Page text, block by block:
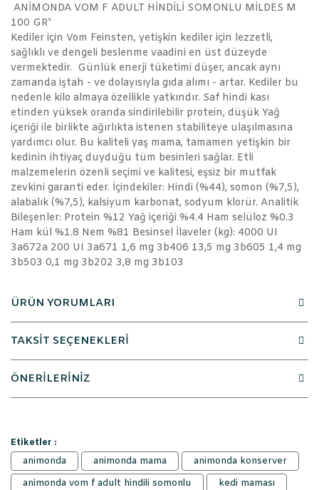
ANİMONDA VOM F ADULT HİNDİLİ SOMONLU MİLDES M
100 GR*
Kediler için Vom Feinsten, yetişkin kediler için lezzetli,
sağlıklı ve dengeli beslenme vaadini en üst düzeyde
vermektedir. Günlük enerji tüketimi düşer, ancak aynı
zamanda iştah - ve dolayısıyla gıda alımı - artar. Kediler bu
nedenle kilo almaya özellikle yatkındır. Saf hindi kası
etinden yüksek oranda sindirilebilir protein, düşük Yağ
içeriği ile birlikte ağırlıkta istenen stabiliteye ulaşılmasına
yardımcı olur. Bu kaliteli yaş mama, tamamen yetişkin bir
kedinin ihtiyaç duyduğu tüm besinleri sağlar. Etli
malzemelerin özenli seçimi ve kalitesi, eşsiz bir mutfak
zevkini garanti eder. İçindekiler: Hindi (%44), somon (%7,5),
alabalık (%7,5), kalsiyum karbonat, sodyum klorür. Analitik
Bileşenler: Protein %12 Yağ içeriği %4.4 Ham selüloz %0.3
Ham kül %1.8 Nem %81 Besinsel İlaveler (kg): 4000 UI
3a672a 200 UI 3a671 1,6 mg 3b406 13,5 mg 3b605 1,4 mg
3b503 0,1 mg 3b202 3,8 mg 3b103
ÜRÜN YORUMLARI
TAKSİT SEÇENEKLERİ
ÖNERİLERİNİZ
Etiketler :
animonda
animonda mama
animonda konserver
animonda vom f adult hindili somonlu
kedi maması